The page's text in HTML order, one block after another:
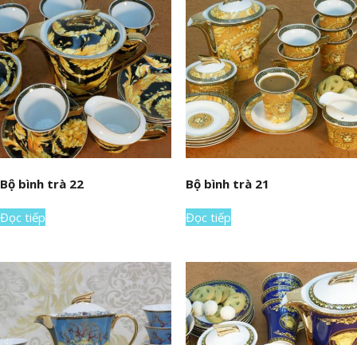
Bộ bình trà 22
Đọc tiếp
Bộ bình trà 21
Đọc tiếp